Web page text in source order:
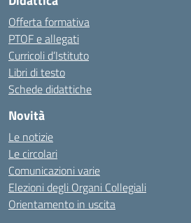
Offerta formativa
PTOF e allegati
Curricoli d’Istituto
Libri di testo
Schede didattiche
Novità
Le notizie
Le circolari
Comunicazioni varie
Elezioni degli Organi Collegiali
Orientamento in uscita